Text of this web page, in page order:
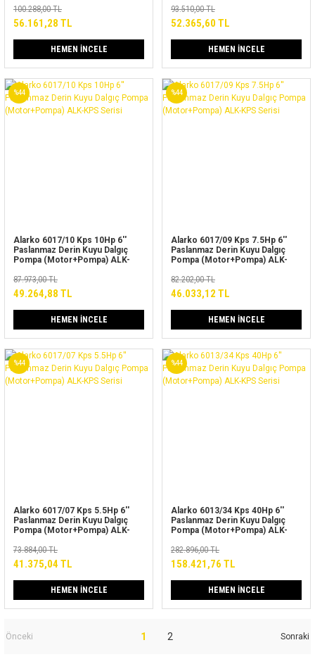
100.288,00 TL
56.161,28 TL
HEMEN İNCELE
93.510,00 TL
52.365,60 TL
HEMEN İNCELE
%44
Alarko 6017/10 Kps 10Hp 6''
Paslanmaz Derin Kuyu Dalgıç
Pompa (Motor+Pompa) ALK-
87.973,00 TL
49.264,88 TL
HEMEN İNCELE
%44
Alarko 6017/09 Kps 7.5Hp 6''
Paslanmaz Derin Kuyu Dalgıç
Pompa (Motor+Pompa) ALK-
82.202,00 TL
46.033,12 TL
HEMEN İNCELE
%44
Alarko 6017/07 Kps 5.5Hp 6''
Paslanmaz Derin Kuyu Dalgıç
Pompa (Motor+Pompa) ALK-
73.884,00 TL
41.375,04 TL
HEMEN İNCELE
%44
Alarko 6013/34 Kps 40Hp 6''
Paslanmaz Derin Kuyu Dalgıç
Pompa (Motor+Pompa) ALK-
282.896,00 TL
158.421,76 TL
HEMEN İNCELE
1 2